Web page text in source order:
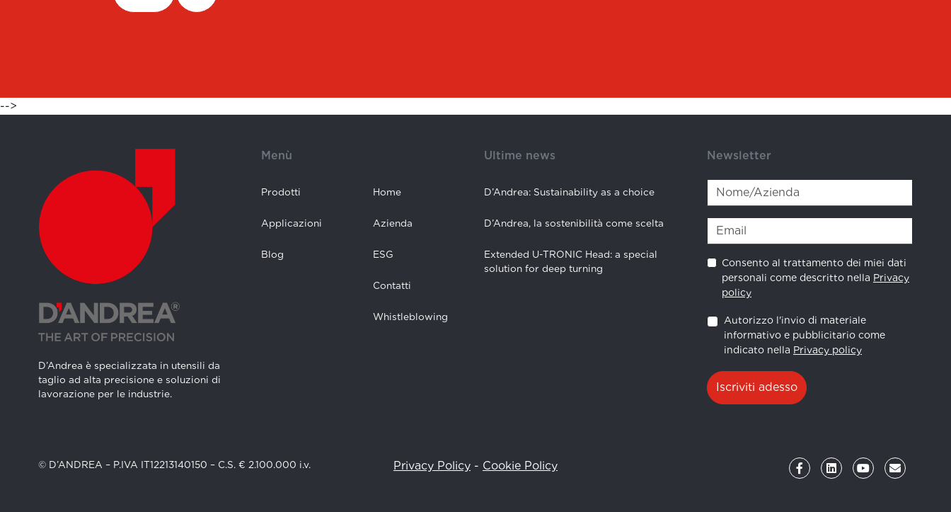
-->
D’Andrea è specializzata in utensili da
taglio ad alta precisione e soluzioni di
lavorazione per le industrie.
Menù
Prodotti
Applicazioni
Blog
Home
Azienda
ESG
Contatti
Whistleblowing
Ultime news
D’Andrea: Sustainability as a choice
D’Andrea, la sostenibilità come scelta
Extended U-TRONIC Head: a special
solution for deep turning
Newsletter
Consento al trattamento dei miei dati
personali come descritto nella Privacy
policy
Autorizzo l'invio di materiale
informativo e pubblicitario come
indicato nella Privacy policy
Iscriviti adesso
© D’ANDREA – P.IVA IT12213140150 – C.S. € 2.100.000 i.v. Privacy Policy- Cookie Policy